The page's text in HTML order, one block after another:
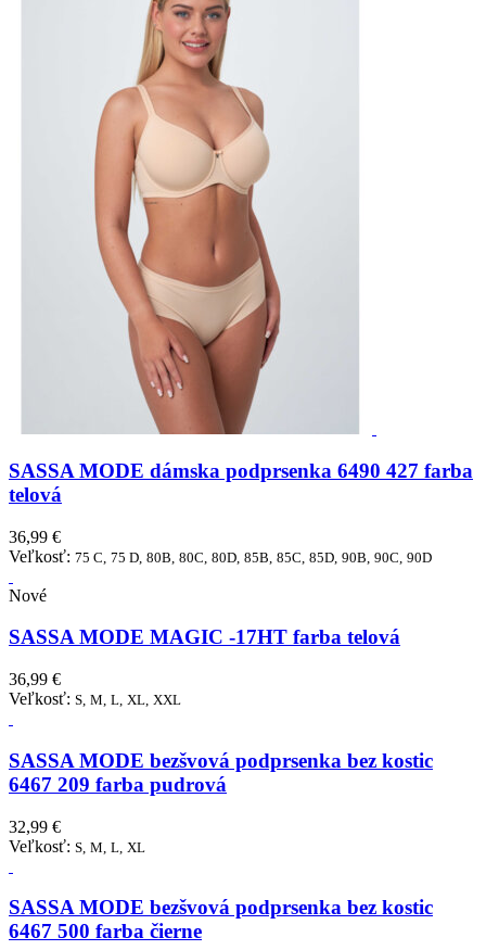
SASSA MODE dámska podprsenka 6490 427 farba
telová
36,99 €
Veľkosť: 75 C, 75 D, 80B, 80C, 80D, 85B, 85C, 85D, 90B, 90C, 90D
Nové
SASSA MODE MAGIC -17HT farba telová
36,99 €
Veľkosť: S, M, L, XL, XXL
SASSA MODE bezšvová podprsenka bez kostic
6467 209 farba pudrová
32,99 €
Veľkosť: S, M, L, XL
SASSA MODE bezšvová podprsenka bez kostic
6467 500 farba čierne